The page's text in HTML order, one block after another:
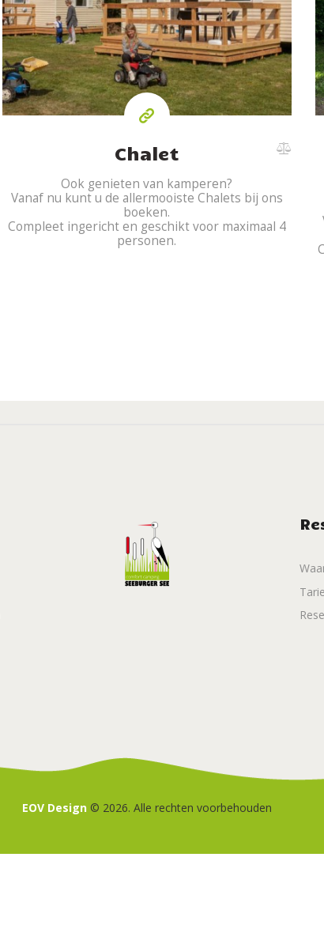
Chalet
Ook genieten van kamperen?
Vanaf nu kunt u de allermooiste Chalets bij ons
boeken.
Compleet ingericht en geschikt voor maximaal 4
personen.
EOV Design © 2026. Alle rechten voorbehouden